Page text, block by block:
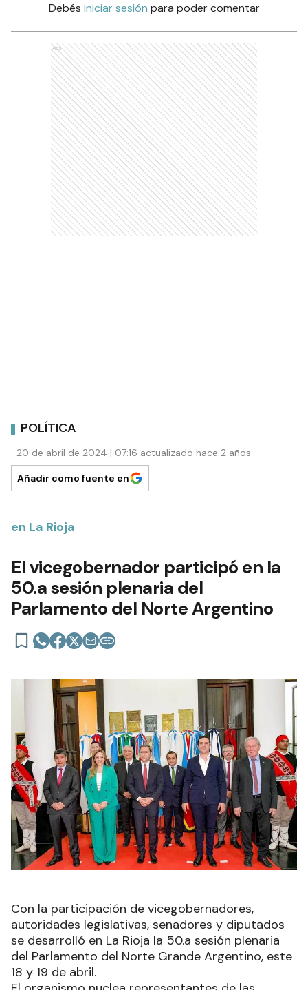
Debés iniciar sesión para poder comentar
Ads
POLÍTICA
20 de abril de 2024 | 07:16 actualizado hace 2 años
Añadir como fuente en
en La Rioja
El vicegobernador participó en la
50.a sesión plenaria del
Parlamento del Norte Argentino
Con la participación de vicegobernadores,
autoridades legislativas, senadores y diputados
se desarrolló en La Rioja la 50.a sesión plenaria
del Parlamento del Norte Grande Argentino, este
18 y 19 de abril.